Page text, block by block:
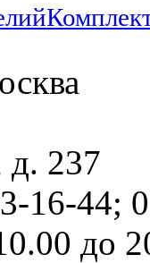
д. 237
16-44;
до